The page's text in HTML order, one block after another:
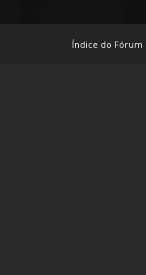
Índice do Fórum